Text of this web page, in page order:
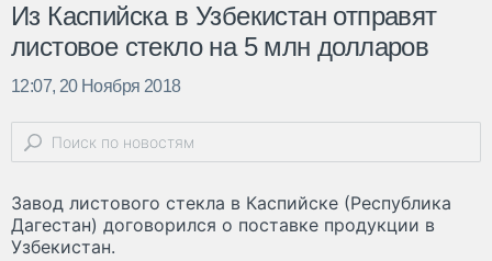
Из Каспийска в Узбекистан отправят
листовое стекло на 5 млн долларов
12:07, 20 Ноября 2018
Завод листового стекла в Каспийске (Республика
Дагестан) договорился о поставке продукции в
Узбекистан.